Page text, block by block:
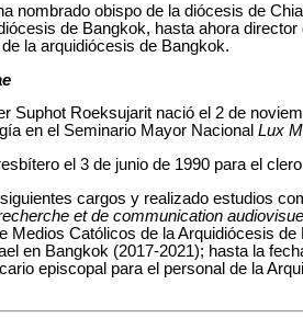
nombrado obispo de la diócesis de
de Bangkok, hasta ahora
la arquidiócesis de Bangkok.
Suphot Roeksujarit nació el 2 de
en el Seminario Mayor Nacional Lux
el 3 de junio de 1990 para el
cargos y realizado estudios
et de communication
Medios Católicos de la Arquidiócesis
en Bangkok (2017-2021); hasta la
episcopal para el personal de la